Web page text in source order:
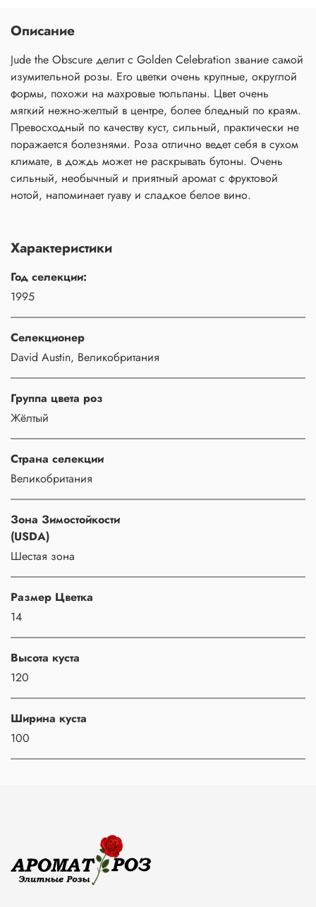
Описание
Jude the Obscure делит с Golden Celebration звание самой
изумительной розы. Его цветки очень крупные, округлой
формы, похожи на махровые тюльпаны. Цвет очень
мягкий нежно-желтый в центре, более бледный по краям.
Превосходный по качеству куст, сильный, практически не
поражается болезнями. Роза отлично ведет себя в сухом
климате, в дождь может не раскрывать бутоны. Очень
сильный, необычный и приятный аромат с фруктовой
нотой, напоминает гуаву и сладкое белое вино.
Характеристики
Год селекции:
1995
Селекционер
David Austin, Великобритания
Группа цвета роз
Жёлтый
Страна селекции
Великобритания
Зона Зимостойкости
(USDA)
Шестая зона
Размер Цветка
14
Высота куста
120
Ширина куста
100